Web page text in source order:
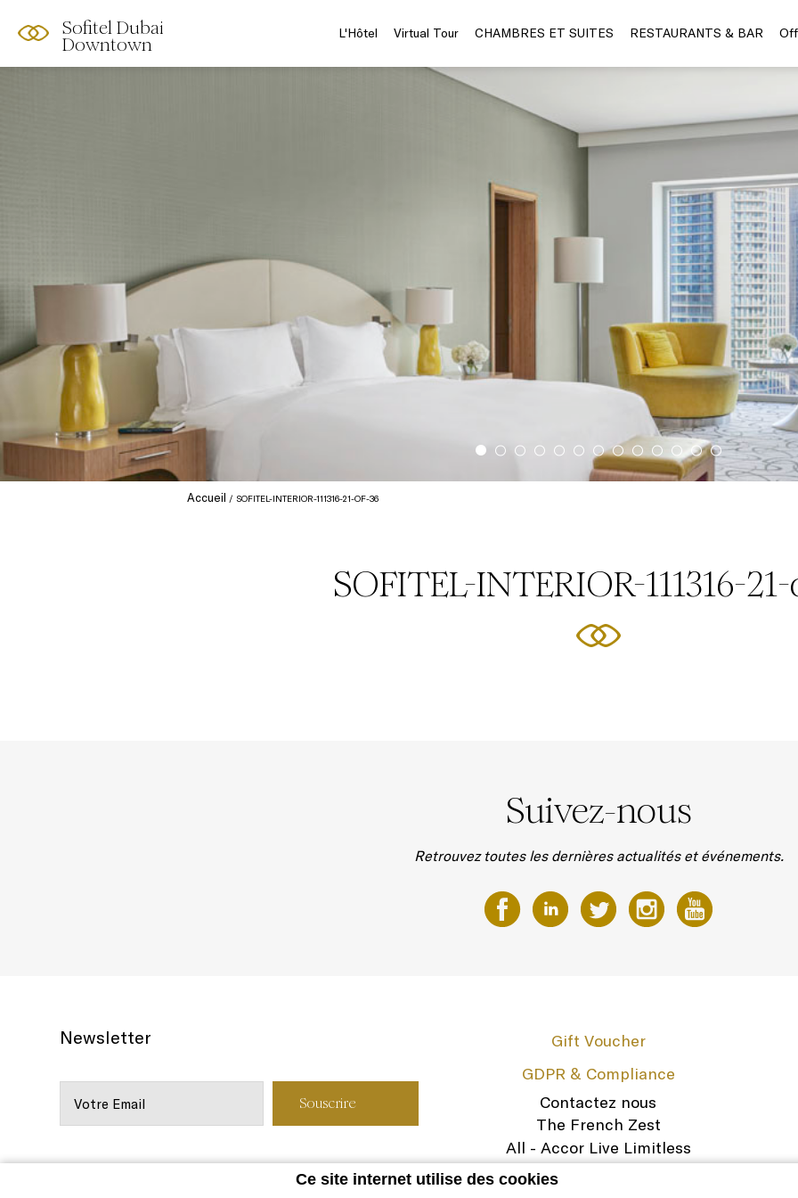
Ce site internet utilise des cookies
Sofitel Dubai
Downtown
L'Hôtel Virtual Tour CHAMBRES ET SUITES RESTAURANTS & BAR
Accueil SOFITEL-INTERIOR-111316-21-OF-36
SOFITEL-INTERIOR-111316-
Suivez-nous
Retrouvez toutes les dernières actualités et événements.
Newsletter
Gift Voucher
GDPR & Compliance
Contactez nous
The French Zest
All - Accor Live Limitless
Legal Notice